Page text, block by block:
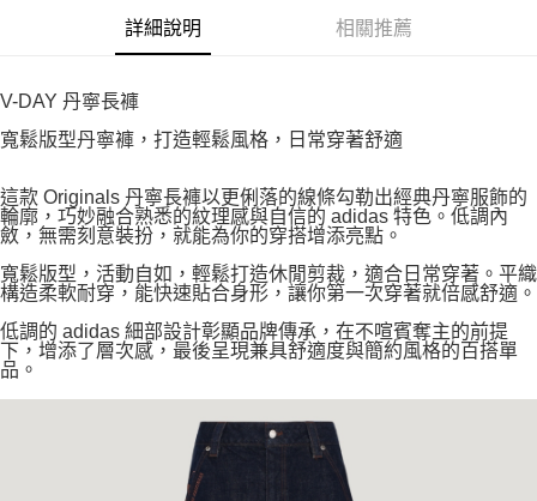
詳細說明 相關推薦
V-DAY 丹寧長褲
寬鬆版型丹寧褲，打造輕鬆風格，日常穿著舒適
這款 Originals 丹寧長褲以更俐落的線條勾勒出經典丹寧服飾的
輪廓，巧妙融合熟悉的紋理感與自信的 adidas 特色。低調內
斂，無需刻意裝扮，就能為你的穿搭增添亮點。
寬鬆版型，活動自如，輕鬆打造休閒剪裁，適合日常穿著。平織
構造柔軟耐穿，能快速貼合身形，讓你第一次穿著就倍感舒適。
低調的 adidas 細部設計彰顯品牌傳承，在不喧賓奪主的前提
下，增添了層次感，最後呈現兼具舒適度與簡約風格的百搭單
品。